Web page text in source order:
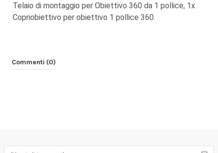
Telaio di montaggio per Obiettivo 360 da 1 pollice, 1x
Copriobiettivo per obiettivo 1 pollice 360.
Commenti (0)